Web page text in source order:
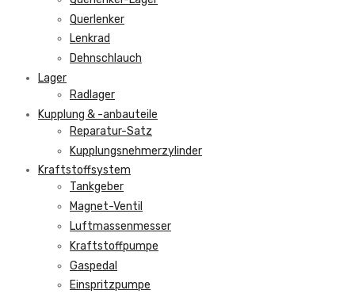
Querlenker
Lenkrad
Dehnschlauch
Lager
Radlager
Kupplung & -anbauteile
Reparatur-Satz
Kupplungsnehmerzylinder
Kraftstoffsystem
Tankgeber
Magnet-Ventil
Luftmassenmesser
Kraftstoffpumpe
Gaspedal
Einspritzpumpe